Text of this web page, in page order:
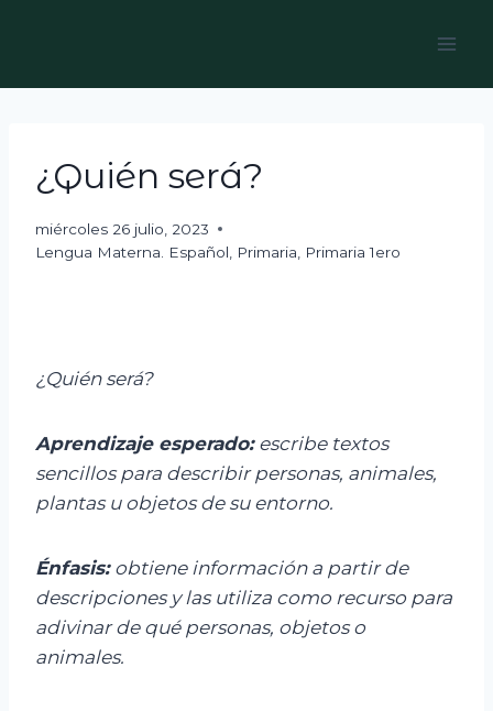
¿Quién será?
miércoles 26 julio, 2023
Lengua Materna. Español
Primaria Primaria 1ero
¿Quién será?
Aprendizaje esperado: escribe textos
sencillos para describir personas, animales,
plantas u objetos de su entorno.
Énfasis: obtiene información a partir de
descripciones y las utiliza como recurso para
adivinar de qué personas, objetos o
animales.